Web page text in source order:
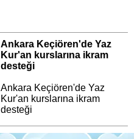
Ankara Keçiören'de Yaz
Kur'an kurslarına ikram
desteği
Ankara Keçiören'de Yaz
Kur'an kurslarına ikram
desteği